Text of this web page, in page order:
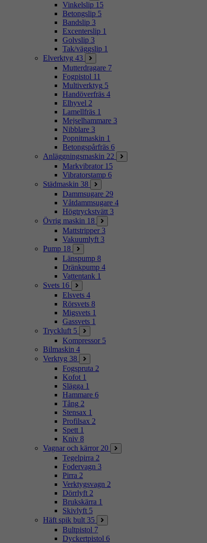
Vinkelslip 15
Betongslip 5
Bandslip 3
Excenterslip 1
Golvslip 3
Tak/väggslip 1
Elverktyg 43
Mutterdragare 7
Fogpistol 11
Multiverktyg 5
Handöverfräs 4
Elhyvel 2
Lamellfräs 1
Mejselhammare 3
Nibblare 3
Popnitmaskin 1
Betongspårfräs 6
Anläggningsmaskin 22
Markvibrator 15
Vibratorstamp 6
Städmaskin 38
Dammsugare 29
Våtdammsugare 4
Högtryckstvätt 3
Övrig maskin 18
Mattstripper 3
Vakuumlyft 3
Pump 18
Länspump 8
Dränkpump 4
Vattentank 1
Svets 16
Elsvets 4
Rörsvets 8
Migsvets 1
Gassvets 1
Tryckluft 5
Kompressor 5
Bilmaskin 4
Verktyg 38
Fogspruta 2
Kofot 1
Slägga 1
Hammare 6
Tång 2
Stensax 1
Profilsax 2
Spett 1
Kniv 8
Vagnar och kärror 20
Tegelpirra 2
Fodervagn 3
Pirra 2
Verktygsvagn 2
Dörrlyft 2
Brukskärra 1
Skivlyft 5
Häft spik bult 35
Bultpistol 7
Dyckertpistol 6